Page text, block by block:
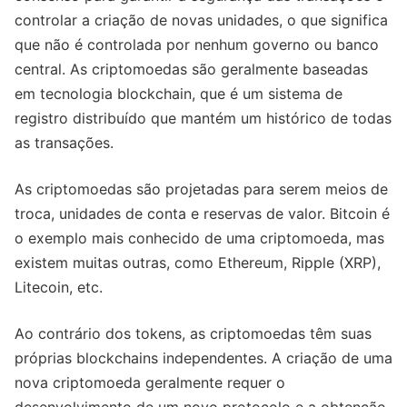
controlar a criação de novas unidades, o que significa
que não é controlada por nenhum governo ou banco
central. As criptomoedas são geralmente baseadas
em tecnologia blockchain, que é um sistema de
registro distribuído que mantém um histórico de todas
as transações.
As criptomoedas são projetadas para serem meios de
troca, unidades de conta e reservas de valor. Bitcoin é
o exemplo mais conhecido de uma criptomoeda, mas
existem muitas outras, como Ethereum, Ripple (XRP),
Litecoin, etc.
Ao contrário dos tokens, as criptomoedas têm suas
próprias blockchains independentes. A criação de uma
nova criptomoeda geralmente requer o